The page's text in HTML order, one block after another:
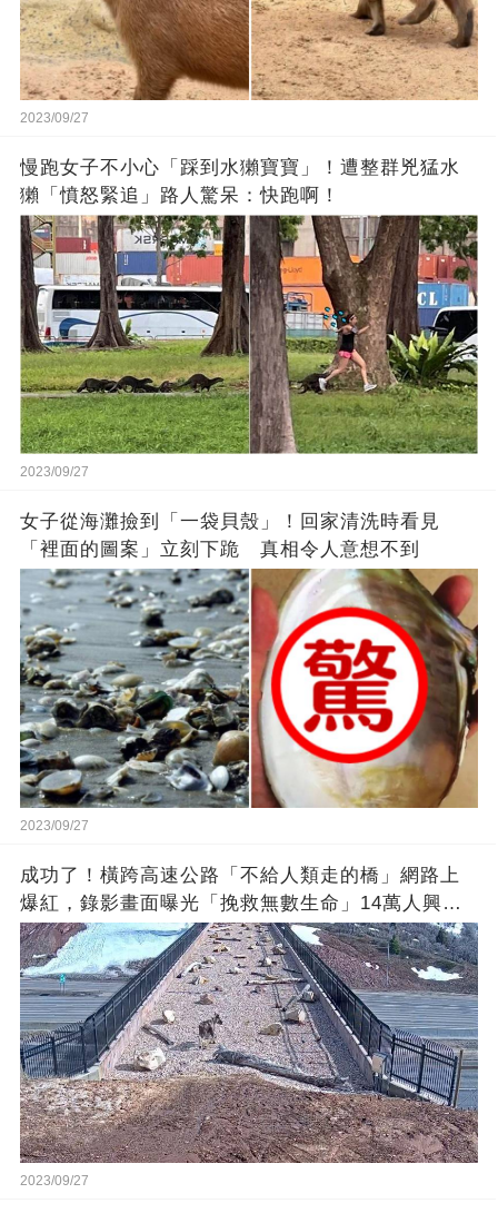
2023/09/27
慢跑女子不小心「踩到水獺寶寶」！遭整群兇猛水
獺「憤怒緊追」路人驚呆：快跑啊！
2023/09/27
女子從海灘撿到「一袋貝殼」！回家清洗時看見
「裡面的圖案」立刻下跪 真相令人意想不到
2023/09/27
成功了！橫跨高速公路「不給人類走的橋」網路上
爆紅，錄影畫面曝光「挽救無數生命」14萬人興奮
歡呼
2023/09/27